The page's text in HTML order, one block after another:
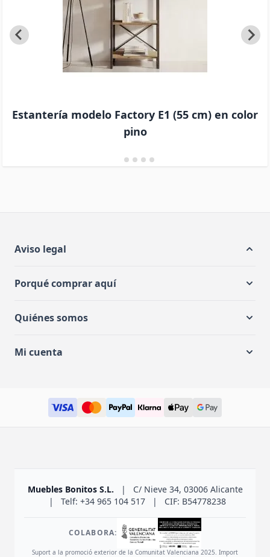
Estantería modelo Factory E1 (55 cm) en color
pino
Aviso legal
Porqué comprar aquí
Quiénes somos
Mi cuenta
Muebles Bonitos S.L. |
C/ Nieve 34, 03006 Alicante
|
Telf: +34 965 104 517 | CIF: B54778238
COLABORA:
Suport a la promoció exterior de la Comunitat Valenciana 2025. Import